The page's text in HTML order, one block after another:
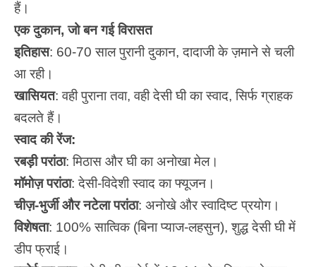
हैं।
एक दुकान, जो बन गई विरासत
इतिहास: 60-70 साल पुरानी दुकान, दादाजी के ज़माने से चली
आ रही।
खासियत: वही पुराना तवा, वही देसी घी का स्वाद, सिर्फ ग्राहक
बदलते हैं।
स्वाद की रेंज:
रबड़ी परांठा: मिठास और घी का अनोखा मेल।
मॉमोज़ परांठा: देसी-विदेशी स्वाद का फ्यूजन।
चीज़-भुर्जी और नटेला परांठा: अनोखे और स्वादिष्ट प्रयोग।
विशेषता: 100% सात्विक (बिना प्याज-लहसुन), शुद्ध देसी घी में
डीप फ्राई।